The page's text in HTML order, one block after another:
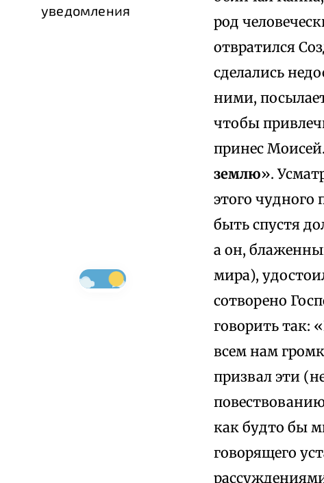
уведомления
род
отвратился
сделались
ними,
чтобы
принес
землю».
этого чудного
быть спустя
а он,
мира),
сотворено
говорить так: «
всем нам
призвал эти
как будто бы
говорящего